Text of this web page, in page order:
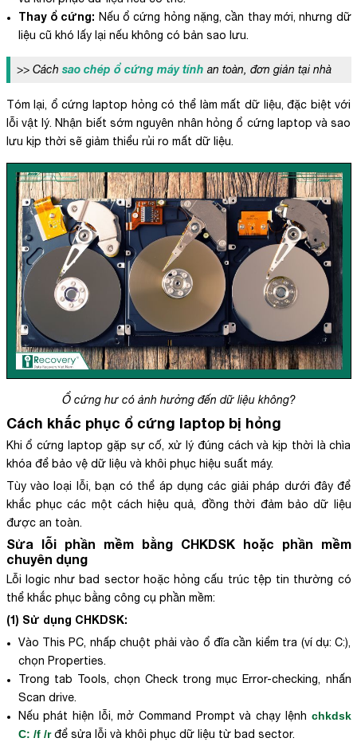
Thay ổ cứng: Nếu ổ cứng hỏng nặng, cần thay mới, nhưng dữ
liệu cũ khó lấy lại nếu không có bản sao lưu.
>> Cách sao chép ổ cứng máy tính an toàn, đơn giản tại nhà
Tóm lại, ổ cứng laptop hỏng có thể làm mất dữ liệu, đặc biệt với
lỗi vật lý. Nhận biết sớm nguyên nhân hỏng ổ cứng laptop và sao
lưu kịp thời sẽ giảm thiểu rủi ro mất dữ liệu.
Ổ cứng hư có ảnh hưởng đến dữ liệu không?
Cách khắc phục ổ cứng laptop bị hỏng
Khi ổ cứng laptop gặp sự cố, xử lý đúng cách và kịp thời là chìa
khóa để bảo vệ dữ liệu và khôi phục hiệu suất máy.
Tùy vào loại lỗi, bạn có thể áp dụng các giải pháp dưới đây để
khắc phục các một cách hiệu quả, đồng thời đảm bảo dữ liệu
được an toàn.
Sửa lỗi phần mềm bằng CHKDSK hoặc phần mềm
chuyên dụng
Lỗi logic như bad sector hoặc hỏng cấu trúc tệp tin thường có
thể khắc phục bằng công cụ phần mềm:
(1) Sử dụng CHKDSK:
Vào This PC, nhấp chuột phải vào ổ đĩa cần kiểm tra (ví dụ: C:),
chọn Properties.
Trong tab Tools, chọn Check trong mục Error-checking, nhấn
Scan drive.
Nếu phát hiện lỗi, mở Command Prompt và chạy lệnh chkdsk
C: /f /rđể sửa lỗi và khôi phục dữ liệu từ bad sector.